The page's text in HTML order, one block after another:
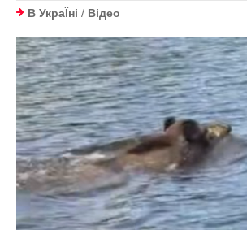
В УкраЇнi / Відео